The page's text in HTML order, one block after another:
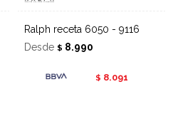
Ralph receta 6050 - 9116
Desde $ 8.990
$ 8.091